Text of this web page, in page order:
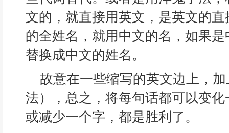
文的，就直接用英文，是英文的
的全姓名，就用中文的名，如果
替换成中文的姓名。
故意在一些缩写的英文边上，
法），总之，将每句话都可以变
或减少一个字，都是胜利了。